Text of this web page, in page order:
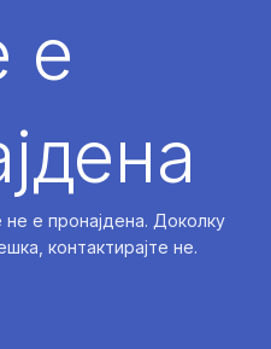
е
е пронајдена. Доколку
контактирајте не.